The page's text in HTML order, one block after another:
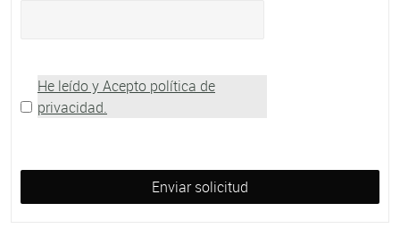
He leído y Acepto política de
privacidad.